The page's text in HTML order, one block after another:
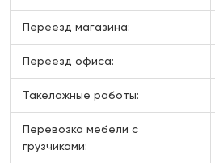
Переезд магазина:
Переезд офиса:
Такелажные работы:
Перевозка мебели с
грузчиками: